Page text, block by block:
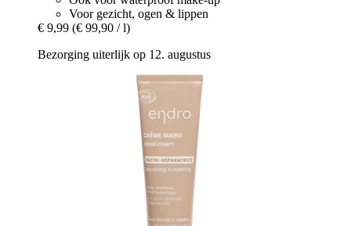
Voor gezicht, ogen & lippen
€ 9,99 (€ 99,90 / l)
Bezorging uiterlijk op 12. augustus